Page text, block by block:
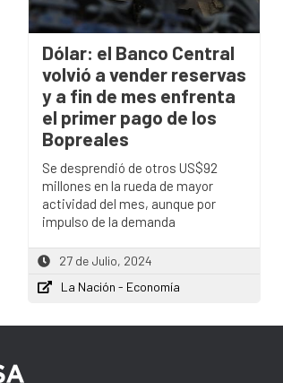
Dólar: el Banco Central
volvió a vender reservas
y a fin de mes enfrenta
el primer pago de los
Bopreales
Se desprendió de otros US$92
millones en la rueda de mayor
actividad del mes, aunque por
impulso de la demanda
27 de Julio, 2024
La Nación - Economía